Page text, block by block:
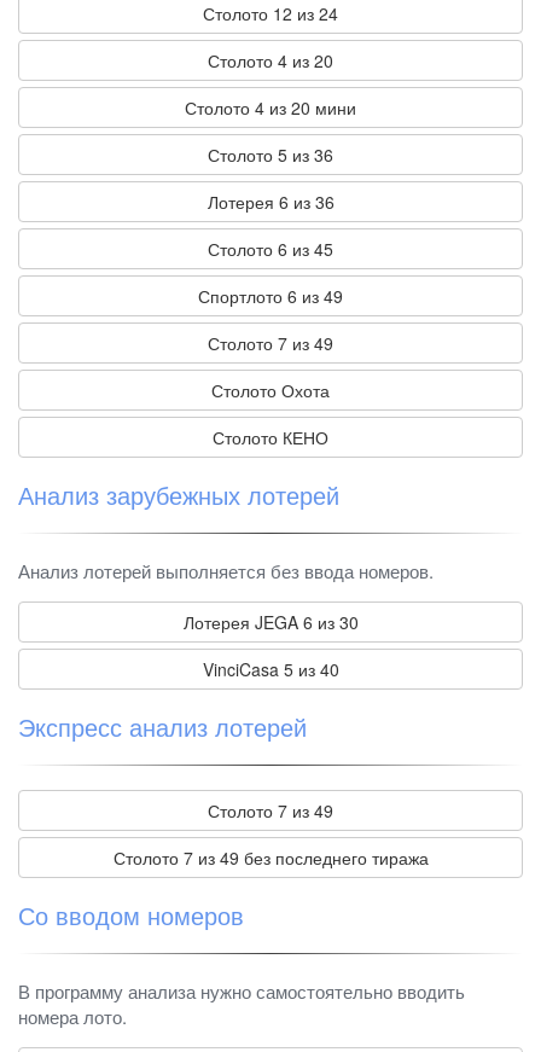
Столото 12 из 24
Столото 4 из 20
Столото 4 из 20 мини
Столото 5 из 36
Лотерея 6 из 36
Столото 6 из 45
Спортлото 6 из 49
Столото 7 из 49
Столото Охота
Столото КЕНО
Анализ зарубежных лотерей
Анализ лотерей выполняется без ввода номеров.
Лотерея JEGA 6 из 30
VinciCasa 5 из 40
Экспресс анализ лотерей
Столото 7 из 49
Столото 7 из 49 без последнего тиража
Со вводом номеров
В программу анализа нужно самостоятельно вводить
номера лото.